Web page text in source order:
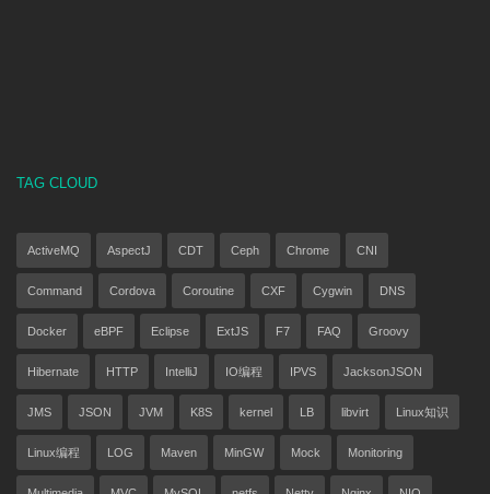
TAG CLOUD
ActiveMQ AspectJ CDT Ceph Chrome CNI
Command Cordova Coroutine CXF Cygwin DNS
Docker eBPF Eclipse ExtJS F7 FAQ Groovy
Hibernate HTTP IntelliJ IO编程 IPVS JacksonJSON
JMS JSON JVM K8S kernel LB libvirt Linux知识
Linux编程 LOG Maven MinGW Mock Monitoring